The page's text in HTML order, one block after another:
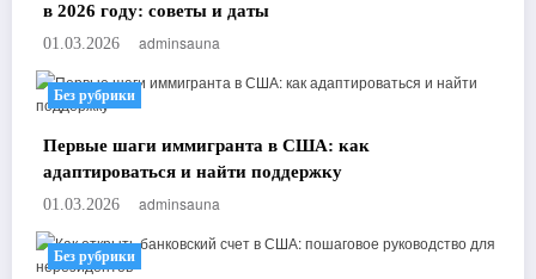
в 2026 году: советы и даты
01.03.2026 adminsauna
Без рубрики
Первые шаги иммигранта в США: как
адаптироваться и найти поддержку
01.03.2026 adminsauna
Без рубрики